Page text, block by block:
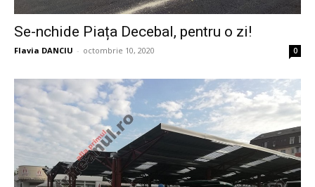
Se-nchide Piața Decebal, pentru o zi!
Flavia DANCIU - octombrie 10, 2020 0